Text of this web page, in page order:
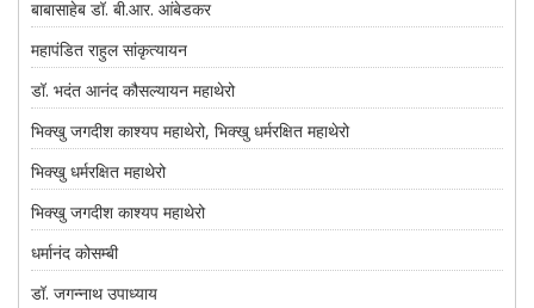
बाबासाहेब डॉ. बी.आर. आंबेडकर
महापंडित राहुल सांकृत्यायन
डॉ. भदंत आनंद कौसल्यायन महाथेरो
भिक्खु जगदीश काश्यप महाथेरो, भिक्खु धर्मरक्षित महाथेरो
भिक्खु धर्मरक्षित महाथेरो
भिक्खु जगदीश काश्यप महाथेरो
धर्मानंद कोसम्बी
डॉ. जगन्नाथ उपाध्याय